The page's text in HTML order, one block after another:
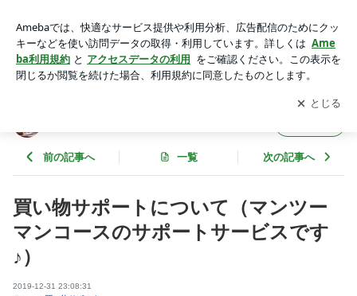
ビスです♪） | 食養LABO（料理教室＆栄養指導）
アプリをダウンロードして ブログの更新通知
を受け取りまし
ょう。
開く
前の記事へ 一覧 次の記事へ
買い物サポートについて（マンツー
マンコースのサポートサービスです
♪）
2019-12-31 23:08:31